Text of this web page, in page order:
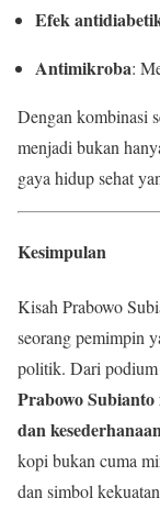
Efek
Antimikroba:
Dengan kombinasi
menjadi bukan
gaya hidup sehat
Kesimpulan
Kisah Prabowo
seorang pemimpin
politik. Dari podium
Prabowo Subianto
dan
kopi bukan cuma
dan simbol